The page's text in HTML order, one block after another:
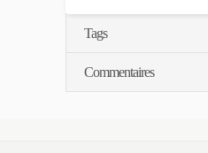
Tags
Commentaires